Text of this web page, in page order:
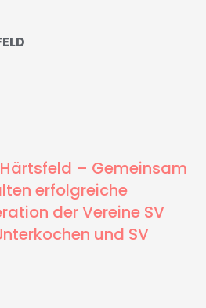
– Gemeinsam
erfolgreiche
der Vereine SV
und SV